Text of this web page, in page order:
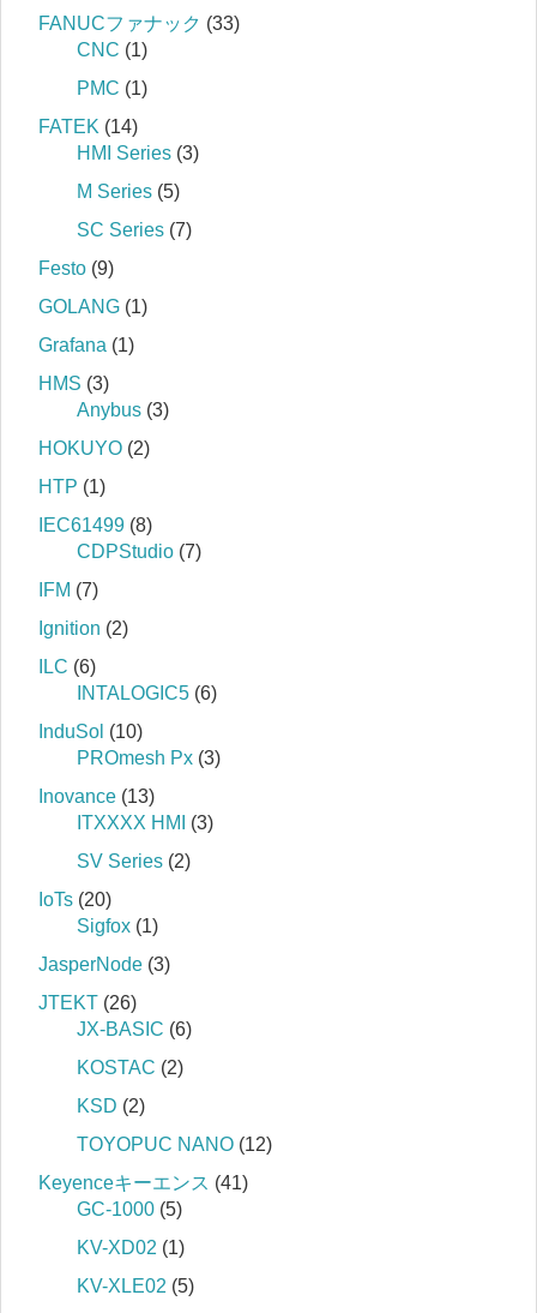
FANUCファナック (33)
CNC (1)
PMC (1)
FATEK (14)
HMI Series (3)
M Series (5)
SC Series (7)
Festo (9)
GOLANG (1)
Grafana (1)
HMS (3)
Anybus (3)
HOKUYO (2)
HTP (1)
IEC61499 (8)
CDPStudio (7)
IFM (7)
Ignition (2)
ILC (6)
INTALOGIC5 (6)
InduSol (10)
PROmesh Px (3)
Inovance (13)
ITXXXX HMI
(3)
SV Series (2)
IoTs (20)
Sigfox (1)
JasperNode (3)
JTEKT (26)
JX-BASIC (6)
KOSTAC (2)
KSD (2)
TOYOPUC NANO (12)
Keyenceキーエンス (41)
GC-1000 (5)
KV-XD02 (1)
KV-XLE02 (5)